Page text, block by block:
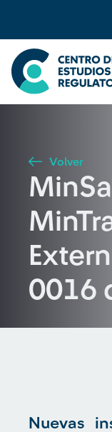
Seleccione país
Buscar
Volver
0016
Nuevas